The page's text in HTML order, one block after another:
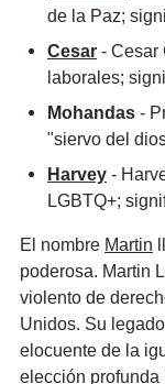
de la Paz;
Cesar - Cesar
laborales;
Mohandas -
"siervo del
Harvey -
LGBTQ+;
El nombre Martin
poderosa. Martin
violento de
Unidos. Su
elocuente de la
elección